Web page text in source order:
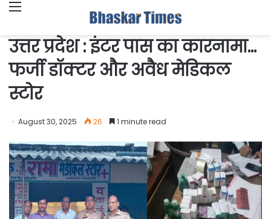
उत्तर प्रदेश : इंटर पास का कारनामा…
फर्जी डाॅक्टर और अवैध मेडिकल
स्टोर
August 30, 2025 26 1 minute read